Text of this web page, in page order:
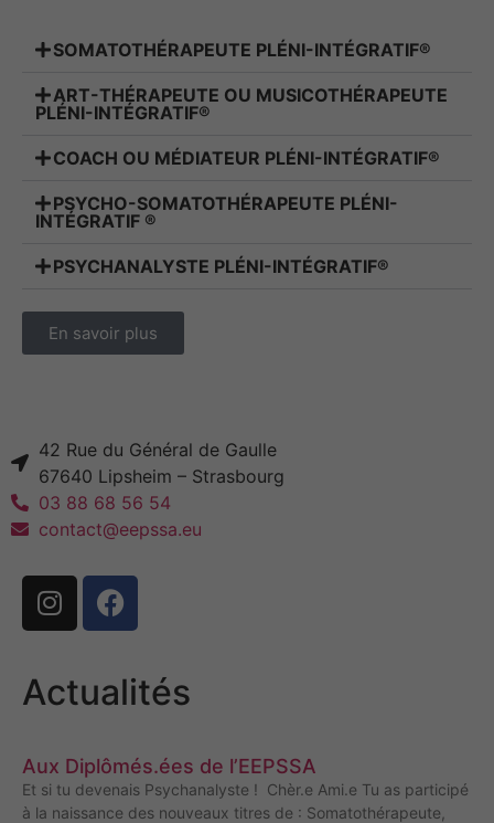
SOMATOTHÉRAPEUTE PLÉNI-INTÉGRATIF®
ART-THÉRAPEUTE OU MUSICOTHÉRAPEUTE
PLÉNI-INTÉGRATIF®
COACH OU MÉDIATEUR PLÉNI-INTÉGRATIF®
PSYCHO-SOMATOTHÉRAPEUTE PLÉNI-
INTÉGRATIF ®
PSYCHANALYSTE PLÉNI-INTÉGRATIF®
En savoir plus
42 Rue du Général de Gaulle
67640 Lipsheim – Strasbourg
03 88 68 56 54
contact@eepssa.eu
Actualités
Aux Diplômés.ées de l’EEPSSA
Et si tu devenais Psychanalyste ! Chèr.e Ami.e Tu as participé
à la naissance des nouveaux titres de : Somatothérapeute,